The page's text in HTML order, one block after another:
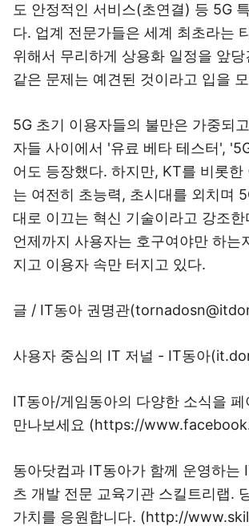
도 안정적인 서비스(초연결) 등 5G
다. 업계 전문가들은 세계 최초라는
위해서 무리하게 상용화 일정을 앞당
같은 문제는 예견된 것이라고 입을
5G 초기 이용자들의 불만은 가중되
자들 사이에서 '유료 베타 테스터',
어도 등장했다. 하지만, KT를 비롯한
는 여전히 초능력, 초시대를 외치며
대로 이끄는 혁신 기술이라고 강조
언제까지 사용자는 호구여야만 하는
지고 이용자 속만 터지고 있다.
글 / IT동아 권명관
사용자 중심의 IT 저널 - IT동아(
IT동아/게임동아의 다양한 소식을 페
만나보세요 (https://
동아닷컴과 IT동아가 함께 운영하는
츠 개발 전문 교육기관 스킬트리랩.
가치를 응원합니다. (http://